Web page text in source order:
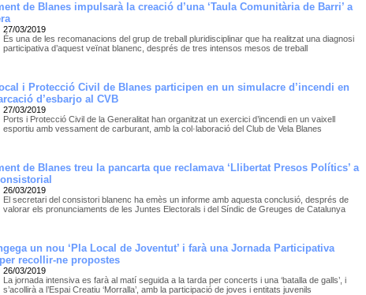
de Blanes impulsarà la creació d’una ‘Taula Comunitària de Barri’ a
27/03/2019
És una de les recomanacions del grup de treball pluridisciplinar que ha realitzat una diagnosi
participativa d’aquest veïnat blanenc, després de tres intensos mesos de treball
i Protecció Civil de Blanes participen en un simulacre d’incendi en
d’esbarjo al CVB
27/03/2019
Ports i Protecció Civil de la Generalitat han organitzat un exercici d’incendi en un vaixell
esportiu amb vessament de carburant, amb la col·laboració del Club de Vela Blanes
de Blanes treu la pancarta que reclamava ‘Llibertat Presos Polítics’ a
26/03/2019
El secretari del consistori blanenc ha emès un informe amb aquesta conclusió, després de
valorar els pronunciaments de les Juntes Electorals i del Síndic de Greuges de Catalunya
un nou ‘Pla Local de Joventut’ i farà una Jornada Participativa
recollir-ne propostes
26/03/2019
La jornada intensiva es farà al matí seguida a la tarda per concerts i una ‘batalla de galls’, i
s’acollirà a l’Espai Creatiu ‘Morralla’, amb la participació de joves i entitats juvenils